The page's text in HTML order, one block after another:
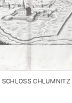
SCHLOSS CHLUMNITZ